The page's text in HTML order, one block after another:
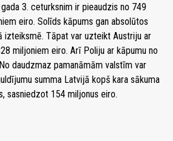
3. ceturksnim ir pieaudzis no 749
eiro. Solīds kāpums gan absolūtos
izteiksmē. Tāpat var uzteikt Austriju ar
miljoniem eiro. Arī Poliju ar kāpumu no
daudzmaz pamanāmām valstīm var
summa Latvijā kopš kara sākuma
sasniedzot 154 miljonus eiro.